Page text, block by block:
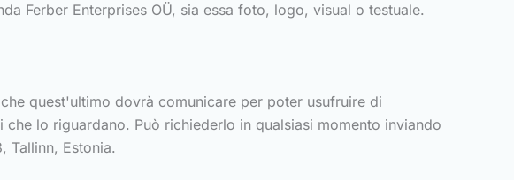
Ferber Enterprises OÜ, sia essa foto, logo, visual o testuale.
quest'ultimo dovrà comunicare per poter usufruire di
lo riguardano. Può richiederlo in qualsiasi momento inviando
Tallinn, Estonia.